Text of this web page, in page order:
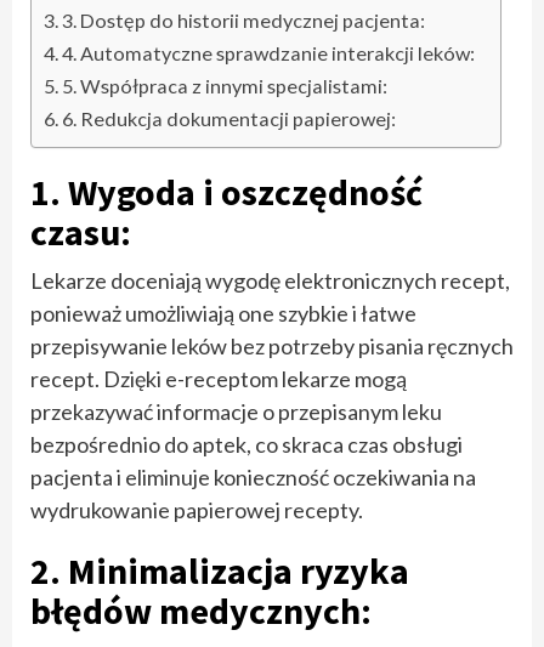
3. Dostęp do historii medycznej pacjenta:
4. Automatyczne sprawdzanie interakcji leków:
5. Współpraca z innymi specjalistami:
6. Redukcja dokumentacji papierowej:
1. Wygoda i oszczędność
czasu:
Lekarze doceniają wygodę elektronicznych recept,
ponieważ umożliwiają one szybkie i łatwe
przepisywanie leków bez potrzeby pisania ręcznych
recept. Dzięki e-receptom lekarze mogą
przekazywać informacje o przepisanym leku
bezpośrednio do aptek, co skraca czas obsługi
pacjenta i eliminuje konieczność oczekiwania na
wydrukowanie papierowej recepty.
2. Minimalizacja ryzyka
błędów medycznych: